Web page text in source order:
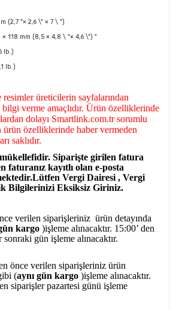
(2,7 "× 2,6 \" × 7 \ ")
118 mm (8,5 × 4,8 \ "× 4,6 \") "
lb.)
lb.)
üreticilerin sayfalarından
bilgi verme amaçlıdır. Ürün özelliklerinde
dolayı Smartlink.com.tr sorumlu
özelliklerinde haber vermeden
saklıdır.
Siparişte girilen fatura
faturanız kayıtlı olan e-posta
Vergi Dairesi , Vergi
Bilgilerinizi Eksiksiz Giriniz.
verilen siparişleriniz ürün detayında
kargo )işleme alınacaktır. 15:00’ den
gün işleme alınacaktır.
önce verilen siparişleriniz ürün
(aynı gün kargo )işleme alınacaktır.
siparişler pazartesi günü işleme